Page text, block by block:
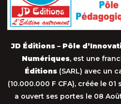
JD Éditions – Pôle
Numériques, est une
Éditions(SARL) avec un
(10.000.000 F CFA), créée le 01
a ouvert ses portes le 08